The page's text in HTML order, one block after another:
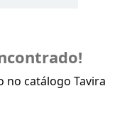
catálogo Tavira